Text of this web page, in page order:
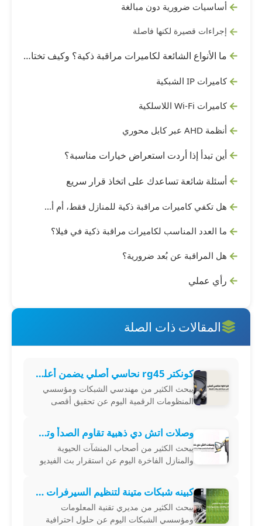
أساسيات ضرورية دون مبالغة
إجراءات قصيرة لكنها فاصلة
ما الأنواع الشائعة لكاميرات مراقبة ذكية؟ وكيف تختار دون تعقيد؟
كاميرات IP الشبكية
كاميرات Wi-Fi اللاسلكية
أنظمة AHD عبر كابل محوري
أين تبدأ إذا أردت استعراض خيارات مناسبة؟
أسئلة شائعة تساعدك على اتخاذ قرار سريع
هل تكفي كاميرات مراقبة ذكية للمنازل فقط، أم أحتاج نقاطًا خارجية؟
ما العدد المناسب لكاميرات مراقبة ذكية في فيلا؟
هل المراقبة عن بُعد ضرورية؟
رأي عملي
المقالات ذات الصلة
كونكتر rg45 نحاسي أصلي يضمن أعلى سرعة لنقل بيانات الشبكة
يبحث الكثير من مهندسي الشبكات ومؤسسي
المنظومات الرقمية اليوم عن تحقيق أقصى
نحاسي أصلي يضمن نقل البيانات الرقمية
وصلات اتش دي ذهبية تقاوم الصدأ وتضمن جودة بث لا تضاهى
يبحث الكثير من أصحاب المنشآت الحيوية
والمنازل الفاخرة اليوم عن استقرار بث الفيديو
الموثوقية تضمن نقل الإشارات الرقمي
كبينه شبكات متينة لتنظيم السيرفرات والأسلاك وحمايتها تماماً
يبحث الكثير من مديري تقنية المعلومات
ومؤسسي الشبكات اليوم عن حلول احترافية